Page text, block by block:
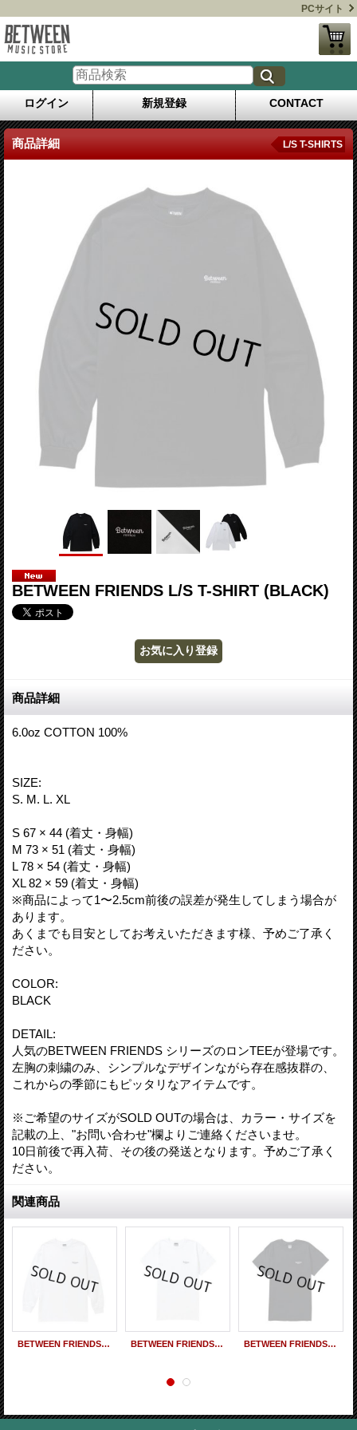
PCサイト
ログイン 新規登録 CONTACT
商品詳細 L/S T-SHIRTS
BETWEEN FRIENDS L/S T-SHIRT (BLACK)
商品詳細
6.0oz COTTON 100%
SIZE:
S. M. L. XL
S 67 × 44 (着丈・身幅)
M 73 × 51 (着丈・身幅)
L 78 × 54 (着丈・身幅)
XL 82 × 59 (着丈・身幅)
※商品によって1〜2.5cm前後の誤差が発生してしまう場合が
あります。
あくまでも目安としてお考えいただきます様、予めご了承く
ださい。
COLOR:
BLACK
DETAIL:
人気のBETWEEN FRIENDS シリーズのロンTEEが登場です。
左胸の刺繍のみ、シンプルなデザインながら存在感抜群の、
これからの季節にもピッタリなアイテムです。
※ご希望のサイズがSOLD OUTの場合は、カラー・サイズを
記載の上、"お問い合わせ"欄よりご連絡くださいませ。
10日前後で再入荷、その後の発送となります。予めご了承く
ださい。
関連商品
BETWEEN FRIENDS L/S T-SHIRT (WHITE) BETWEEN FRIENDS T-SHIRT (WHITE) BETWEEN FRIENDS T-SHIRT (BLACK)